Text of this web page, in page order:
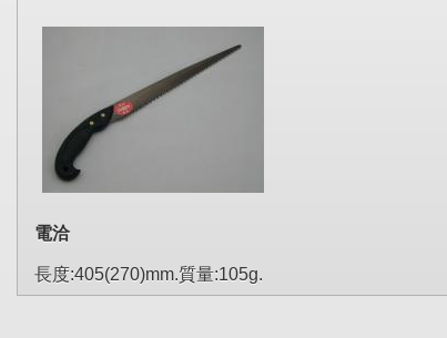
電洽
長度:405(270)mm.質量:105g.